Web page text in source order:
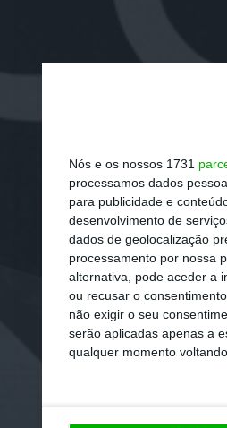
Nós e os nossos 1731
processamos dados
para publicidade e
desenvolvimento de
dados de geolocalização
processamento por nossa
alternativa, pode aceder a
ou recusar o consentimento.
não exigir o seu
serão aplicadas apenas a
qualquer momento